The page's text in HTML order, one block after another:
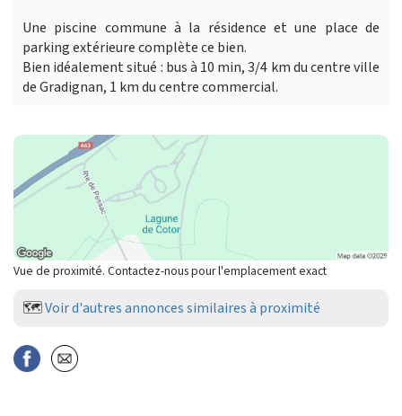
Une piscine commune à la résidence et une place de
parking extérieure complète ce bien.
Bien idéalement situé : bus à 10 min, 3/4 km du centre ville
de Gradignan, 1 km du centre commercial.
Vue de proximité. Contactez-nous pour l'emplacement exact
🗺️Voir d'autres annonces similaires à proximité